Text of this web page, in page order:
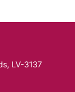
LV-3137